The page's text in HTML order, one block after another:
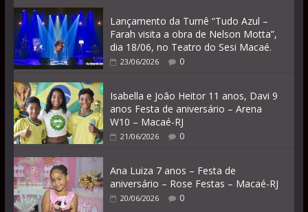
Lançamento da Turnê “Tudo Azul –
Farah visita a obra de Nelson Motta”,
dia 18/06, no Teatro do Sesi Macaé.
23/06/2026 0
Isabella e João Heitor 11 anos, Davi 9
anos Festa de aniversário – Arena
W10 – Macaé-RJ
21/06/2026 0
Ana Luiza 7 anos – Festa de
aniversário – Rose Festas – Macaé-RJ
20/06/2026 0